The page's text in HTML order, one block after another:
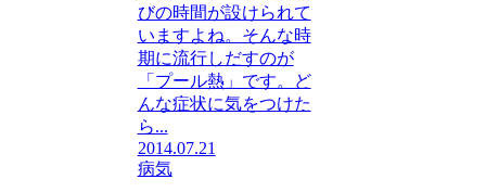
びの時間が設けられて
いますよね。そんな時
期に流行しだすのが
「プール熱」です。ど
んな症状に気をつけた
ら...
2014.07.21
病気